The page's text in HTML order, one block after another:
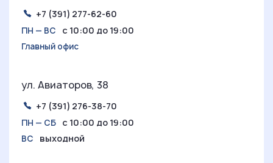
+7 (391) 277-62-60
ПН — ВС с 10:00 до 19:00
Главный офис
ул. Авиаторов, 38
+7 (391) 276-38-70
ПН — СБ с 10:00 до 19:00
ВС выходной